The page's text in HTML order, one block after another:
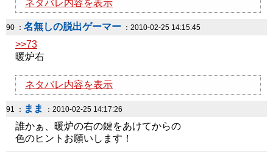
ネタバレ内容を表示
90 ： 名無しの脱出ゲーマー ：2010-02-25 14:15:45
>>73
暖炉右
ネタバレ内容を表示
91 ： まま ：2010-02-25 14:17:26
誰かぁ、暖炉の右の鍵をあけてからの
色のヒントお願いします！